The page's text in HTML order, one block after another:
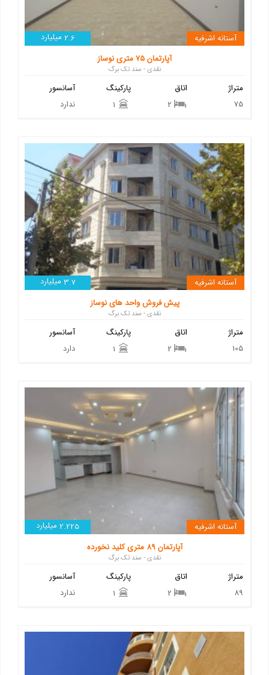
2.6 میلیارد
آستانه اشرفیه
آپارتمان 75 متری نوساز
نقدی - سند تک برگ
آسانسور
ندارد
پارکینگ
اتاق
متراژ
75
3.7 میلیارد
آستانه اشرفیه
پیش فروش واحد های نوساز
نقدی - سند تک برگ
آسانسور
دارد
پارکینگ
اتاق
متراژ
105
2.225 میلیارد
آستانه اشرفیه
آپارتمان 89 متری کلید نخورده
نقدی - سند تک برگ
آسانسور
ندارد
پارکینگ
اتاق
متراژ
89